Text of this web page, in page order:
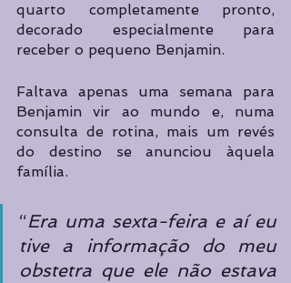
quarto completamente pronto,
decorado especialmente para
receber o pequeno Benjamin.
Faltava apenas uma semana para
Benjamin vir ao mundo e, numa
consulta de rotina, mais um revés
do destino se anunciou àquela
família.
“Era uma sexta-feira e aí eu
tive a informação do meu
obstetra que ele não estava